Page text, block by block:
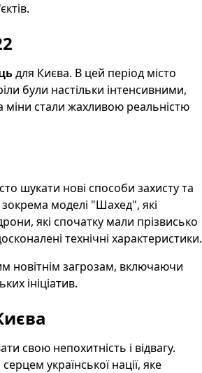
для Києва. В цей період місто
були настільки інтенсивними,
міни стали жахливою реальністю
шукати нові способи захисту та
зокрема моделі "Шахед", які
які спочатку мали прізвисько
технічні характеристики.
новітнім загрозам, включаючи
ініціатив.
свою непохитність і відвагу.
української нації, яке